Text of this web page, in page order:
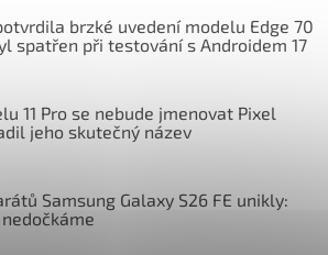
brzké uvedení modelu Edge 70
spatřen při testování s Androidem 17
11 Pro se nebude jmenovat Pixel
jeho skutečný název
Samsung Galaxy S26 FE unikly: